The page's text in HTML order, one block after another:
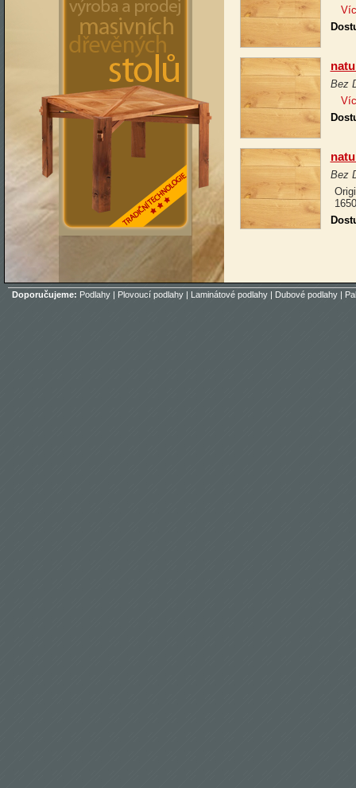
Bez
Bez
Doporučujeme: Podlahy | Plovoucí podlahy | Laminátové podlahy | Dubové podlahy |